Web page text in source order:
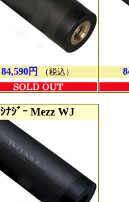
84,590円 （税込）
ｼﾅｼﾞｰ Mezz WJ